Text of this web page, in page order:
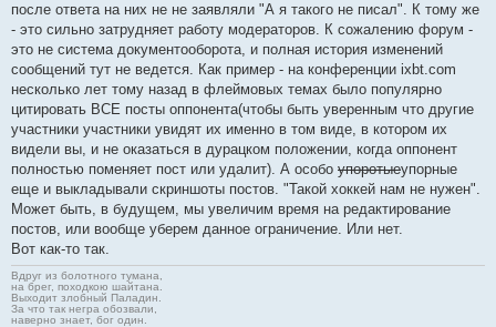
после ответа на них не не заявляли "А я такого не писал". К тому же
- это сильно затрудняет работу модераторов. К сожалению форум -
это не система документооборота, и полная история изменений
сообщений тут не ведется. Как пример - на конференции ixbt.com
несколько лет тому назад в флеймовых темах было популярно
цитировать ВСЕ посты оппонента(чтобы быть уверенным что другие
участники участники увидят их именно в том виде, в котором их
видели вы, и не оказаться в дурацком положении, когда оппонент
полностью поменяет пост или удалит). А особо упоротыеупорные
еще и выкладывали скриншоты постов. "Такой хоккей нам не нужен".
Может быть, в будущем, мы увеличим время на редактирование
постов, или вообще уберем данное ограничение. Или нет.
Вот как-то так.
Вдруг из болотного тумана,
на брег, походкою шайтана.
Выходит злобный Паладин.
За что так негра обозвали,
наверно знает, бог один.